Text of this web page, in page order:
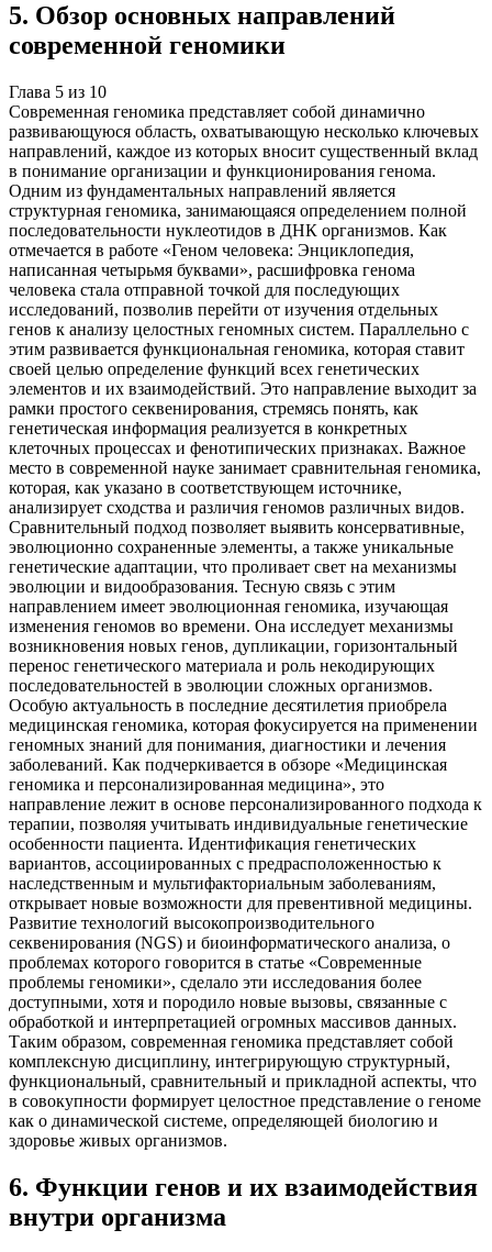
5. Обзор основных направлений
современной геномики
Глава 5 из 10
Современная геномика представляет собой динамично
развивающуюся область, охватывающую несколько ключевых
направлений, каждое из которых вносит существенный вклад
в понимание организации и функционирования генома.
Одним из фундаментальных направлений является
структурная геномика, занимающаяся определением полной
последовательности нуклеотидов в ДНК организмов. Как
отмечается в работе «Геном человека: Энциклопедия,
написанная четырьмя буквами», расшифровка генома
человека стала отправной точкой для последующих
исследований, позволив перейти от изучения отдельных
генов к анализу целостных геномных систем. Параллельно с
этим развивается функциональная геномика, которая ставит
своей целью определение функций всех генетических
элементов и их взаимодействий. Это направление выходит за
рамки простого секвенирования, стремясь понять, как
генетическая информация реализуется в конкретных
клеточных процессах и фенотипических признаках. Важное
место в современной науке занимает сравнительная геномика,
которая, как указано в соответствующем источнике,
анализирует сходства и различия геномов различных видов.
Сравнительный подход позволяет выявить консервативные,
эволюционно сохраненные элементы, а также уникальные
генетические адаптации, что проливает свет на механизмы
эволюции и видообразования. Тесную связь с этим
направлением имеет эволюционная геномика, изучающая
изменения геномов во времени. Она исследует механизмы
возникновения новых генов, дупликации, горизонтальный
перенос генетического материала и роль некодирующих
последовательностей в эволюции сложных организмов.
Особую актуальность в последние десятилетия приобрела
медицинская геномика, которая фокусируется на применении
геномных знаний для понимания, диагностики и лечения
заболеваний. Как подчеркивается в обзоре «Медицинская
геномика и персонализированная медицина», это
направление лежит в основе персонализированного подхода к
терапии, позволяя учитывать индивидуальные генетические
особенности пациента. Идентификация генетических
вариантов, ассоциированных с предрасположенностью к
наследственным и мультифакториальным заболеваниям,
открывает новые возможности для превентивной медицины.
Развитие технологий высокопроизводительного
секвенирования (NGS) и биоинформатического анализа, о
проблемах которого говорится в статье «Современные
проблемы геномики», сделало эти исследования более
доступными, хотя и породило новые вызовы, связанные с
обработкой и интерпретацией огромных массивов данных.
Таким образом, современная геномика представляет собой
комплексную дисциплину, интегрирующую структурный,
функциональный, сравнительный и прикладной аспекты, что
в совокупности формирует целостное представление о геноме
как о динамической системе, определяющей биологию и
здоровье живых организмов.
6. Функции генов и их взаимодействия
внутри организма